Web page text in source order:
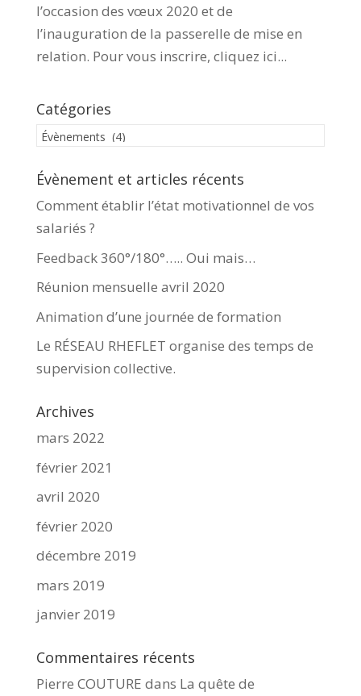
l’occasion des vœux 2020 et de
l’inauguration de la passerelle de mise en
relation. Pour vous inscrire, cliquez ici...
Catégories
Catégories
Évènement et articles récents
Comment établir l’état motivationnel de vos
salariés ?
Feedback 360°/180°….. Oui mais…
Réunion mensuelle avril 2020
Animation d’une journée de formation
Le RÉSEAU RHEFLET organise des temps de
supervision collective.
Archives
mars 2022
février 2021
avril 2020
février 2020
décembre 2019
mars 2019
janvier 2019
Commentaires récents
Pierre COUTURE dans La quête de